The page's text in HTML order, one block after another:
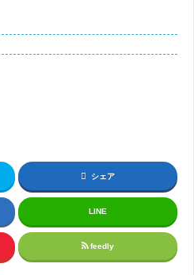
シェア
LINE
feedly